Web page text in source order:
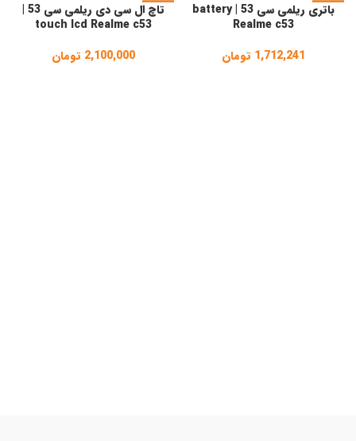
باتری ریلمی سی 53 | battery
Realme c53
1,712,241 تومان
تاچ ال سی دی ریلمی سی 53 |
touch lcd Realme c53
2,100,000 تومان